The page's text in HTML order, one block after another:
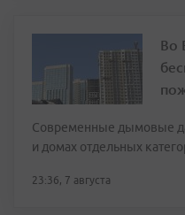
Во
Современные дымовые
и домах отдельных
23:36, 7 августа